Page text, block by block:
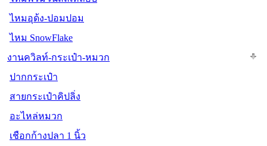
ไหมอุด้ง-ปอมปอม
ไหม SnowFlake
งานควิลท์-กระเป๋า-หมวก
ปากกระเป๋า
สายกระเป๋าคิปลิ่ง
อะไหล่หมวก
เชือกก้างปลา 1 นิ้ว